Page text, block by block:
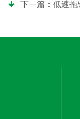
下一篇： 低速拖